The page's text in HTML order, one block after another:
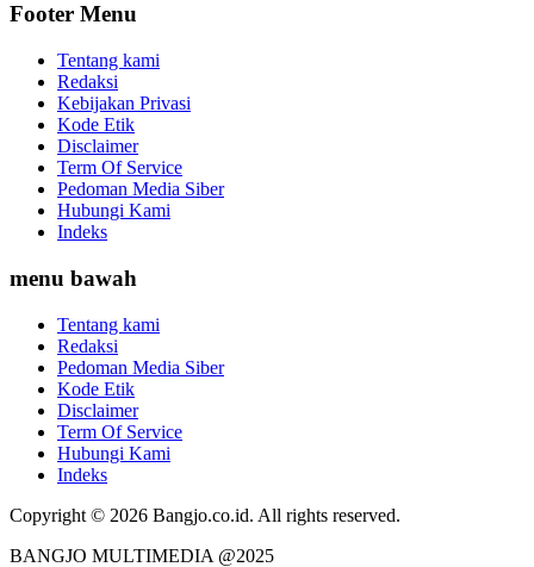
Footer Menu
Tentang kami
Redaksi
Kebijakan Privasi
Kode Etik
Disclaimer
Term Of Service
Pedoman Media Siber
Hubungi Kami
Indeks
menu bawah
Tentang kami
Redaksi
Pedoman Media Siber
Kode Etik
Disclaimer
Term Of Service
Hubungi Kami
Indeks
Copyright © 2026 Bangjo.co.id. All rights reserved.
BANGJO MULTIMEDIA @2025